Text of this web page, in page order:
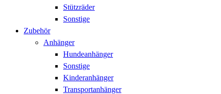
Stützräder
Sonstige
Zubehör
Anhänger
Hundeanhänger
Sonstige
Kinderanhänger
Transportanhänger